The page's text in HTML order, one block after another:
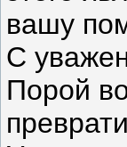
вашу
С
Порой